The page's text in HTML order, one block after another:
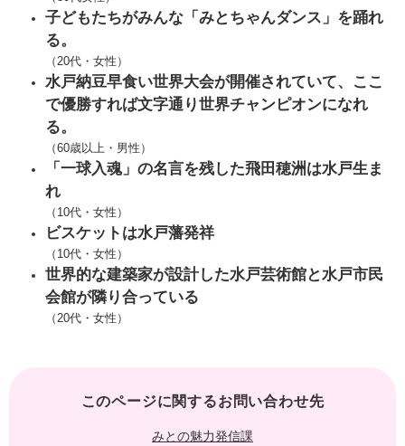
子どもたちがみんな「みとちゃんダンス」を踊れ
る。
（20代・女性）
水戸納豆早食い世界大会が開催されていて、ここ
で優勝すれば文字通り世界チャンピオンになれ
る。
（60歳以上・男性）
「一球入魂」の名言を残した飛田穂洲は水戸生ま
れ
（10代・女性）
ビスケットは水戸藩発祥
（10代・女性）
世界的な建築家が設計した水戸芸術館と水戸市民
会館が隣り合っている
（20代・女性）
このページに関するお問い合わせ先
みとの魅力発信課